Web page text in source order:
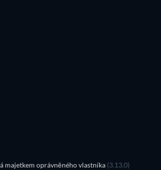
majetkem oprávněného vlastníka (3.13.0)